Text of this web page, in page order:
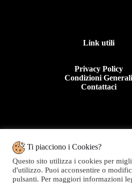
Link utili
Privacy Policy
Condizioni
Contattaci
Tel: +39 0963 44950
Ti piacciono i Cookies?
Questo sito utilizza i cookies per
d'utilizzo. Puoi acconsentire o
pulsanti. Per maggiori informazioni